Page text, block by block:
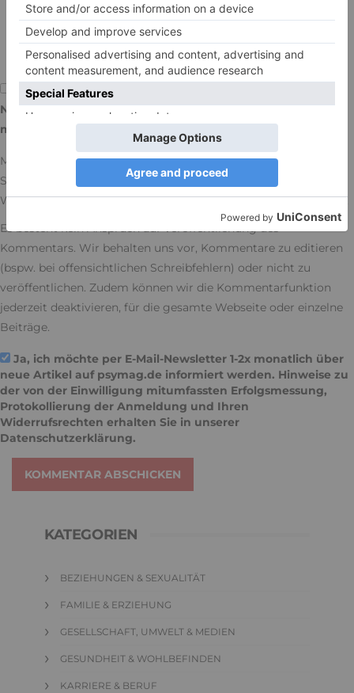
(die E-Mail-Adresse wird nicht veröffentlicht)
Name, E-Mail-Adresse und Website in diesem Browser für
meinen nächsten Kommentar speichern.
Mit der Nutzung dieses Formulars erkläre ich mich mit der
Speicherung und Verarbeitung meiner Daten durch diese
Website einverstanden. Mehr in unsererDatenschutzerklärung.
Es besteht kein Anspruch auf Veröffentlichung des
Kommentars. Wir behalten uns vor, Kommentare zu editieren
(bspw. bei offensichtlichen Schreibfehlern) oder nicht zu
veröffentlichen. Zudem können wir die Kommentarfunktion
jederzeit deaktivieren, für die gesamte Webseite oder einzelne
Beiträge.
Ja, ich möchte per E-Mail-Newsletter 1-2x monatlich über
neue Artikel auf psymag.de informiert werden. Hinweise zu
der von der Einwilligung mitumfassten Erfolgsmessung,
Protokollierung der Anmeldung und Ihren
Widerrufsrechten erhalten Sie in unserer
Datenschutzerklärung.
KOMMENTAR ABSCHICKEN
KATEGORIEN
BEZIEHUNGEN & SEXUALITÄT
FAMILIE & ERZIEHUNG
GESELLSCHAFT, UMWELT & MEDIEN
GESUNDHEIT & WOHLBEFINDEN
KARRIERE & BERUF